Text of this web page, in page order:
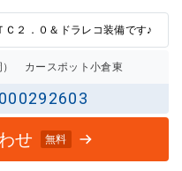
２．０＆ドラレコ装備です♪
） カースポット小倉東
せ 無料